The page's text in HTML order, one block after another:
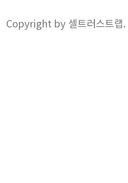
Copyright by 셀트러스트